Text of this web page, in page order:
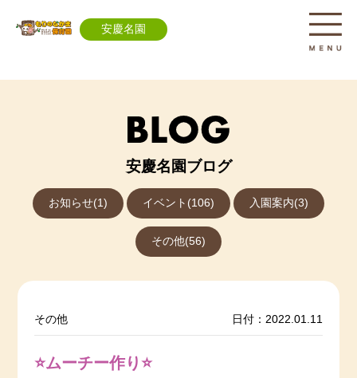
安慶名園
安慶名園ブログ
お知らせ(1) イベント(106) 入園案内(3)
その他(56)
その他 日付：2022.01.11
⭐ムーチー作り⭐